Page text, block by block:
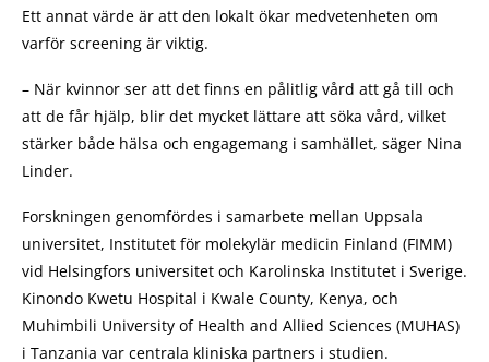
Ett annat värde är att den lokalt ökar medvetenheten om
varför screening är viktig.
– När kvinnor ser att det finns en pålitlig vård att gå till och
att de får hjälp, blir det mycket lättare att söka vård, vilket
stärker både hälsa och engagemang i samhället, säger Nina
Linder.
Forskningen genomfördes i samarbete mellan Uppsala
universitet, Institutet för molekylär medicin Finland (FIMM)
vid Helsingfors universitet och Karolinska Institutet i Sverige.
Kinondo Kwetu Hospital i Kwale County, Kenya, och
Muhimbili University of Health and Allied Sciences (MUHAS)
i Tanzania var centrala kliniska partners i studien.